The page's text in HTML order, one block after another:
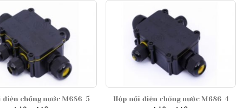
5 Hộp nối điện chống nước M686-4
HỘP NỐI ĐIỆN